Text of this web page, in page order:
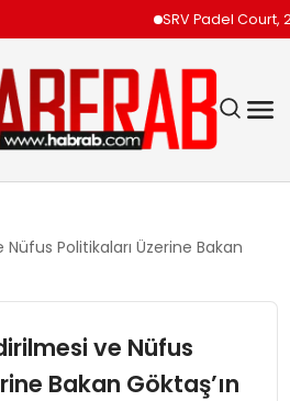
SRV Padel Court, 24
Politikaları Üzerine Bakan
ve Nüfus
Bakan Göktaş’ın